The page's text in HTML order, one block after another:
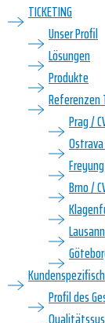
TICKETING
Unser Profil
Lösungen
Produkte
Prag /
Brno /
Profil des